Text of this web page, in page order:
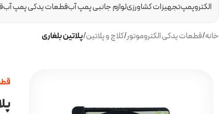
الکتروپمپتجهیزات کشاورزیلوازم جانبی پمپ آبقطعات یدکی پمپ آب
خانه/قطعات یدکی الکتروموتور/کلاچ و پلاتین/پلاتین بلغاری